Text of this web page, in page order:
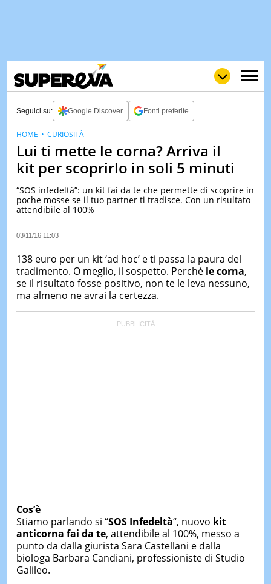
LOLGULP
VIDEO
QUIZ
&
TEST
Seguici su: Google Discover Fonti preferite
Lui ti mette le corna? Arriva il
kit per scoprirlo in soli 5 minuti
“SOS infedeltà”: un kit fai da te che permette di scoprire in
poche mosse se il tuo partner ti tradisce. Con un risultato
attendibile al 100%
03/11/16 11:03
HOME CURIOSITÀ
138 euro per un kit ‘ad hoc’ e ti passa la paura del
tradimento. O meglio, il sospetto. Perché le corna,
se il risultato fosse positivo, non te le leva nessuno,
ma almeno ne avrai la certezza.
Cos’è
Stiamo parlando si “SOS Infedeltà“, nuovo kit
anticorna fai da te, attendibile al 100%, messo a
punto da dalla giurista Sara Castellani e dalla
biologa Barbara Candiani, professioniste di Studio
Galileo.